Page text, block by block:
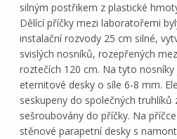
silným postřikem z plastické
Dělící příčky mezi laboratořemi
instalační rozvody 25 cm silné,
svislých nosníků, rozepřených
roztečích 120 cm. Na tyto
eternitové desky o síle 6-8 mm.
seskupeny do společných truhlíků
sešroubovány do příčky. Na
stěnové parapetní desky s